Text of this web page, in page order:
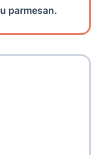
parmesan.